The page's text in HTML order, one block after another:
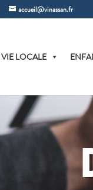
accueil@vinassan.fr
VIE LOCALE